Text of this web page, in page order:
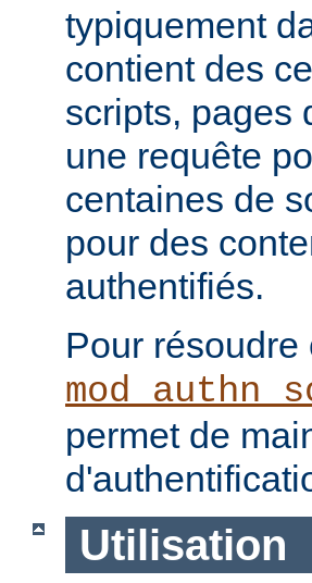
typiquement
contient des
scripts, pages
une requête
centaines de
pour des
authentifiés.
Pour
permet de
Utilisation